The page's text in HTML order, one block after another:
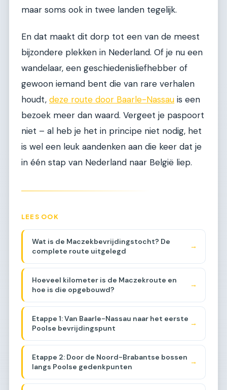
maar soms ook in twee landen tegelijk.
En dat maakt dit dorp tot een van de meest
bijzondere plekken in Nederland. Of je nu een
wandelaar, een geschiedenisliefhebber of
gewoon iemand bent die van rare verhalen
houdt, deze route door Baarle-Nassau is een
bezoek meer dan waard. Vergeet je paspoort
niet – al heb je het in principe niet nodig, het
is wel een leuk aandenken aan die keer dat je
in één stap van Nederland naar België liep.
LEES OOK
Wat is de Maczekbevrijdingstocht? De
complete route uitgelegd
→
Hoeveel kilometer is de Maczekroute en
hoe is die opgebouwd?
→
Etappe 1: Van Baarle-Nassau naar het eerste
Poolse bevrijdingspunt
→
Etappe 2: Door de Noord-Brabantse bossen
langs Poolse gedenkpunten
→